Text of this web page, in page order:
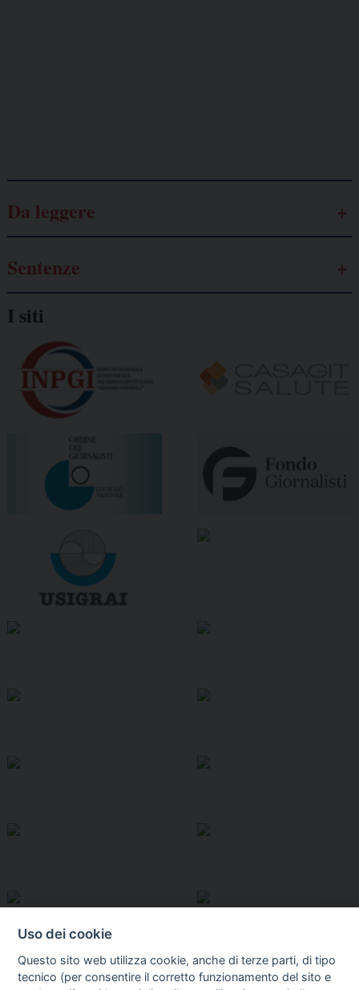
Da leggere
Sentenze
I siti
Uso dei cookie
Questo sito web utilizza cookie, anche di terze parti, di tipo
tecnico (per consentire il corretto funzionamento del sito e